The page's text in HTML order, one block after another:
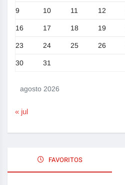
agosto 2026
9 10 11 12
16 17 18 19
23 24 25 26
30 31
« jul
FAVORITOS